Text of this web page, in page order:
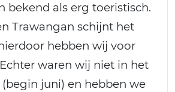
bekend als erg toeristisch.
Trawangan schijnt het
hebben wij voor
waren wij niet in het
juni) en hebben we